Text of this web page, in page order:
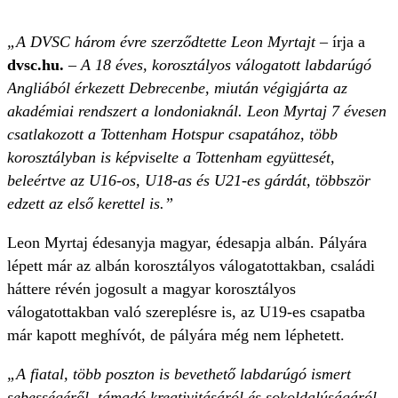
„A DVSC három évre szerződtette Leon Myrtajt– írja a
dvsc.hu.– A 18 éves, korosztályos válogatott labdarúgó
Angliából érkezett Debrecenbe, miután végigjárta az
akadémiai rendszert a londoniaknál. Leon Myrtaj 7 évesen
csatlakozott a Tottenham Hotspur csapatához, több
korosztályban is képviselte a Tottenham együttesét,
beleértve az U16-os, U18-as és U21-es gárdát, többször
edzett az első kerettel is.”
Leon Myrtaj édesanyja magyar, édesapja albán. Pályára
lépett már az albán korosztályos válogatottakban, családi
háttere révén jogosult a magyar korosztályos
válogatottakban való szereplésre is, az U19-es csapatba
már kapott meghívót, de pályára még nem léphetett.
„A fiatal, több poszton is bevethető labdarúgó ismert